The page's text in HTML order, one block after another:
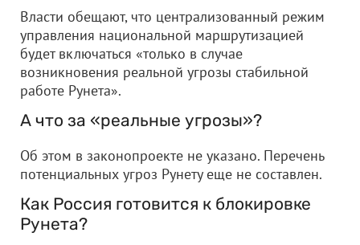
Власти обещают, что централизованный режим
управления национальной маршрутизацией
будет включаться «только в случае
возникновения реальной угрозы стабильной
работе Рунета».
А что за «реальные угрозы»?
Об этом в законопроекте не указано. Перечень
потенциальных угроз Рунету еще не составлен.
Как Россия готовится к блокировке
Рунета?